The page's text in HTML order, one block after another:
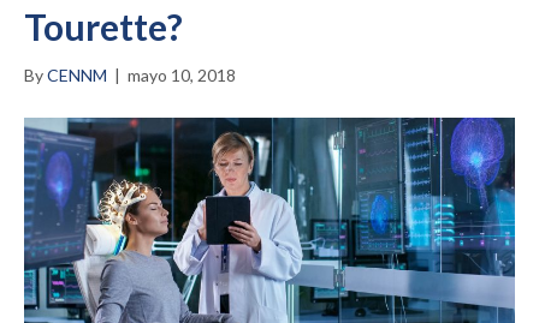
Tourette?
ByCENNM | mayo 10, 2018